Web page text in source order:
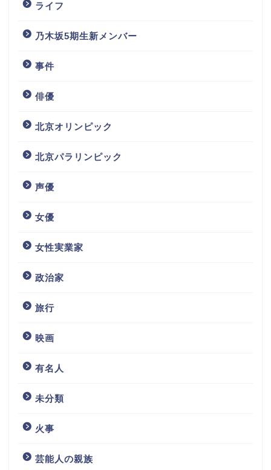
ライフ
乃木坂5期生新メンバー
事件
俳優
北京オリンピック
北京パラリンピック
声優
女優
女性実業家
政治家
旅行
映画
有名人
未分類
火事
芸能人の親族